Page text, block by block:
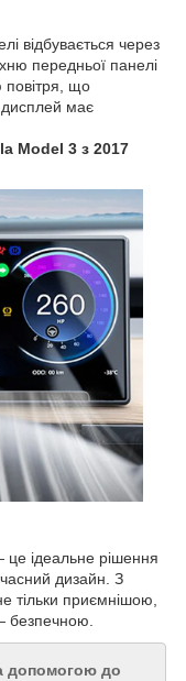
відбувається через
передньої панелі
що
дисплей має
Model 3 з 2017
ідеальне рішення
дизайн. З
тільки приємнішою,
безпечною.
допомогою до